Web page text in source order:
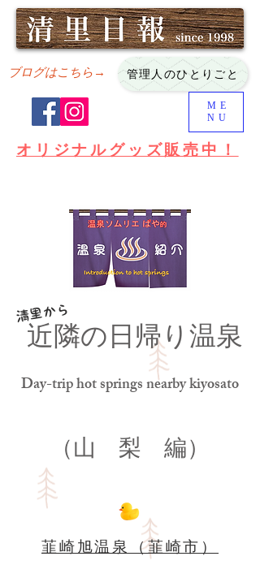
ブログはこちら→ 管理人のひとりごと
ME
NU
オリジナルグッズ販売中！
清里から
近隣の日帰り温泉
Day-trip hot springs nearby kiyosato
（山 梨 編）
韮崎旭温泉（韮崎市）